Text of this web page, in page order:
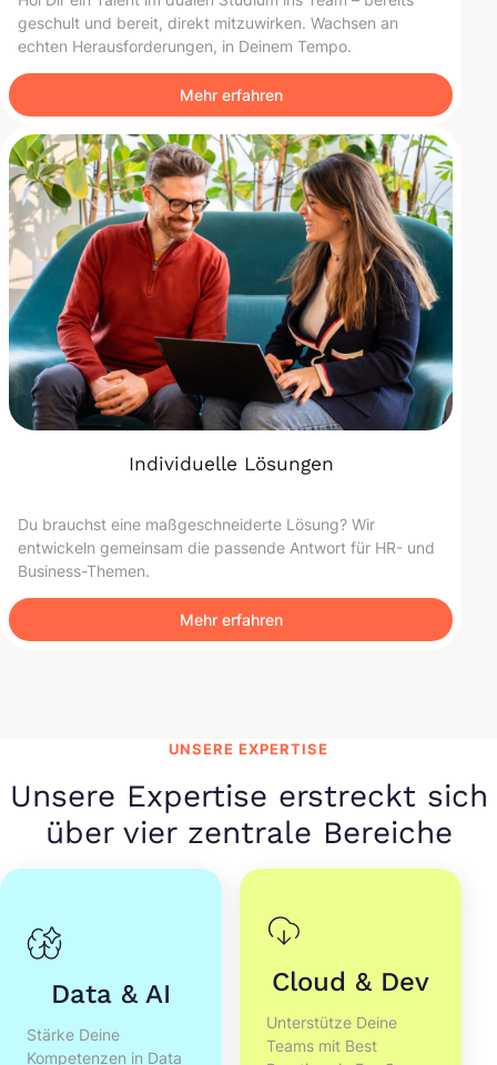
geschult und bereit, direkt mitzuwirken. Wachsen an
echten Herausforderungen, in Deinem Tempo.
Mehr erfahren
Individuelle Lösungen
Du brauchst eine maßgeschneiderte Lösung? Wir
entwickeln gemeinsam die passende Antwort für HR- und
Business-Themen.
Mehr erfahren
UNSERE EXPERTISE
Unsere Expertise erstreckt sich
über vier zentrale Bereiche
Data & AI
Stärke Deine
Kompetenzen in Data
Cloud & Dev
Unterstütze Deine
Teams mit Best